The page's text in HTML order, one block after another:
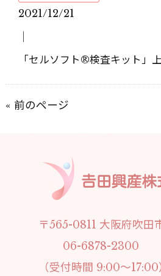
2021/12/21
「セルソフト®検査キット」
« 前のページ
〒565-0811 大阪府吹田
06-6878-2300
（受付時間 9:00～17:00